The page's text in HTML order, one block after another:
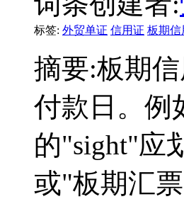
标签: 外贸单证 信用证 板期信
摘要:板期
付款日。例
的"sight"应
或"板期汇